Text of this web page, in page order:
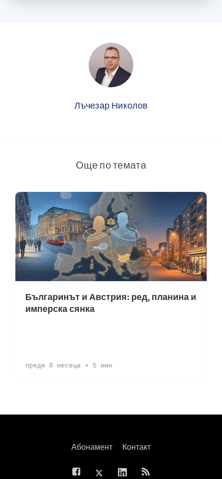
Лъчезар Николов
Още по темата
Българинът и Австрия: ред, планина и
имперска сянка
преди 8 месеца • 5 мин
Абонамент Контакт